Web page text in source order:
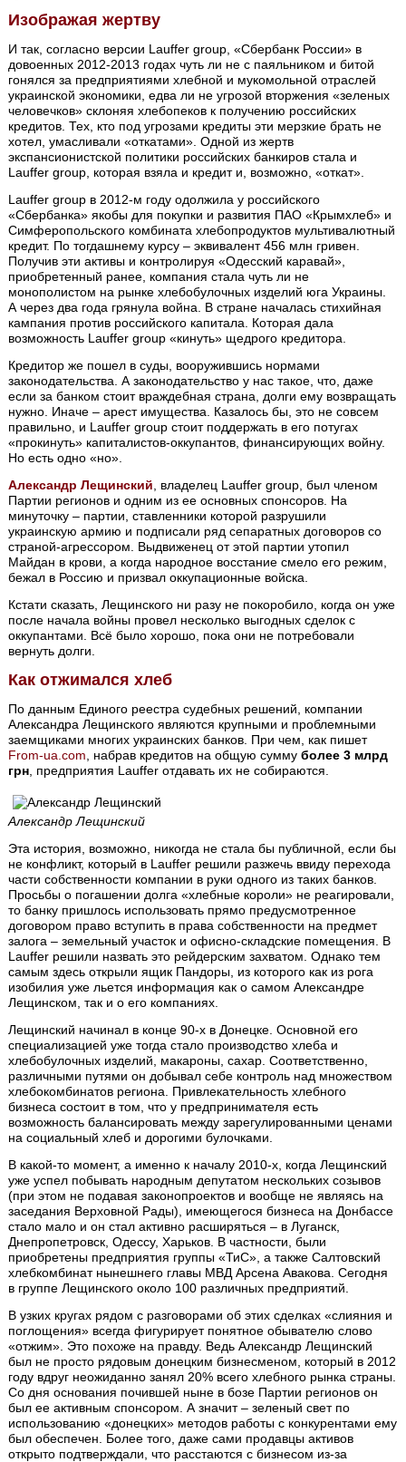
Изображая жертву
И так, согласно версии Lauffer group, «Сбербанк России» в
довоенных 2012-2013 годах чуть ли не с паяльником и битой
гонялся за предприятиями хлебной и мукомольной отраслей
украинской экономики, едва ли не угрозой вторжения «зеленых
человечков» склоняя хлебопеков к получению российских
кредитов. Тех, кто под угрозами кредиты эти мерзкие брать не
хотел, умасливали «откатами». Одной из жертв
экспансионистской политики российских банкиров стала и
Lauffer group, которая взяла и кредит и, возможно, «откат».
Lauffer group в 2012-м году одолжила у российского
«Сбербанка» якобы для покупки и развития ПАО «Крымхлеб» и
Симферопольского комбината хлебопродуктов мультивалютный
кредит. По тогдашнему курсу – эквивалент 456 млн гривен.
Получив эти активы и контролируя «Одесский каравай»,
приобретенный ранее, компания стала чуть ли не
монополистом на рынке хлебобулочных изделий юга Украины.
А через два года грянула война. В стране началась стихийная
кампания против российского капитала. Которая дала
возможность Lauffer group «кинуть» щедрого кредитора.
Кредитор же пошел в суды, вооружившись нормами
законодательства. А законодательство у нас такое, что, даже
если за банком стоит враждебная страна, долги ему возвращать
нужно. Иначе – арест имущества. Казалось бы, это не совсем
правильно, и Lauffer group стоит поддержать в его потугах
«прокинуть» капиталистов-оккупантов, финансирующих войну.
Но есть одно «но».
Александр Лещинский, владелец Lauffer group, был членом
Партии регионов и одним из ее основных спонсоров. На
минуточку – партии, ставленники которой разрушили
украинскую армию и подписали ряд сепаратных договоров со
страной-агрессором. Выдвиженец от этой партии утопил
Майдан в крови, а когда народное восстание смело его режим,
бежал в Россию и призвал оккупационные войска.
Кстати сказать, Лещинского ни разу не покоробило, когда он уже
после начала войны провел несколько выгодных сделок с
оккупантами. Всё было хорошо, пока они не потребовали
вернуть долги.
Как отжимался хлеб
По данным Единого реестра судебных решений, компании
Александра Лещинского являются крупными и проблемными
заемщиками многих украинских банков. При чем, как пишет
From-ua.com, набрав кредитов на общую суммуболее 3 млрд
грн, предприятия Lauffer отдавать их не собираются.
Александр Лещинский
Эта история, возможно, никогда не стала бы публичной, если бы
не конфликт, который в Lauffer решили разжечь ввиду перехода
части собственности компании в руки одного из таких банков.
Просьбы о погашении долга «хлебные короли» не реагировали,
то банку пришлось использовать прямо предусмотренное
договором право вступить в права собственности на предмет
залога – земельный участок и офисно-складские помещения. В
Lauffer решили назвать это рейдерским захватом. Однако тем
самым здесь открыли ящик Пандоры, из которого как из рога
изобилия уже льется информация как о самом Александре
Лещинском, так и о его компаниях.
Лещинский начинал в конце 90-х в Донецке. Основной его
специализацией уже тогда стало производство хлеба и
хлебобулочных изделий, макароны, сахар. Соответственно,
различными путями он добывал себе контроль над множеством
хлебокомбинатов региона. Привлекательность хлебного
бизнеса состоит в том, что у предпринимателя есть
возможность балансировать между зарегулированными ценами
на социальный хлеб и дорогими булочками.
В какой-то момент, а именно к началу 2010-х, когда Лещинский
уже успел побывать народным депутатом нескольких созывов
(при этом не подавая законопроектов и вообще не являясь на
заседания Верховной Рады), имеющегося бизнеса на Донбассе
стало мало и он стал активно расширяться – в Луганск,
Днепропетровск, Одессу, Харьков. В частности, были
приобретены предприятия группы «ТиС», а также Салтовский
хлебкомбинат нынешнего главы МВД Арсена Авакова. Сегодня
в группе Лещинского около 100 различных предприятий.
В узких кругах рядом с разговорами об этих сделках «слияния и
поглощения» всегда фигурирует понятное обывателю слово
«отжим». Это похоже на правду. Ведь Александр Лещинский
был не просто рядовым донецким бизнесменом, который в 2012
году вдруг неожиданно занял 20% всего хлебного рынка страны.
Со дня основания почившей ныне в бозе Партии регионов он
был ее активным спонсором. А значит – зеленый свет по
использованию «донецких» методов работы с конкурентами ему
был обеспечен. Более того, даже сами продавцы активов
открыто подтверждали, что расстаются с бизнесом из-за